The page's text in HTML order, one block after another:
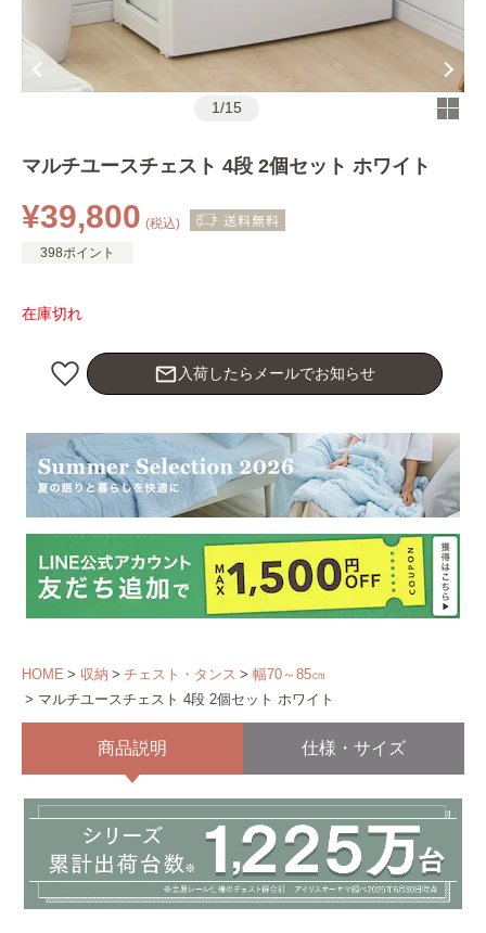
1/15
マルチユースチェスト 4段 2個セット ホワイト
¥39,800 (税込)
398ポイント
在庫切れ
mail_outline 入荷したらメールでお知らせ
HOME 収納 チェスト・タンス
幅70～85㎝
マルチユースチェスト 4段 2個セット ホワイト
商品説明 仕様・サイズ